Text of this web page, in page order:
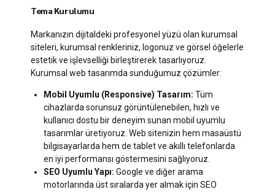
Tema Kurulumu
Markanızın dijitaldeki profesyonel yüzü olan kurumsal
siteleri, kurumsal renkleriniz, logonuz ve görsel öğelerle
estetik ve işlevselliği birleştirerek tasarlıyoruz.
Kurumsal web tasarımda sunduğumuz çözümler:
Mobil Uyumlu (Responsive) Tasarım: Tüm
cihazlarda sorunsuz görüntülenebilen, hızlı ve
kullanıcı dostu bir deneyim sunan mobil uyumlu
tasarımlar üretiyoruz. Web sitenizin hem masaüstü
bilgisayarlarda hem de tablet ve akıllı telefonlarda
en iyi performansı göstermesini sağlıyoruz.
SEO Uyumlu Yapı: Google ve diğer arama
motorlarında üst sıralarda yer almak için SEO